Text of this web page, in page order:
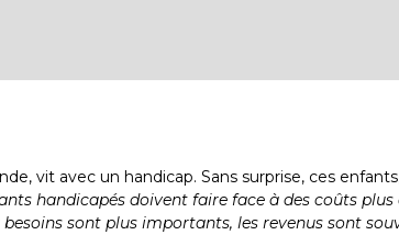
vit avec un handicap. Sans surprise, ces
handicapés doivent faire face à des coûts
sont plus importants, les revenus sont